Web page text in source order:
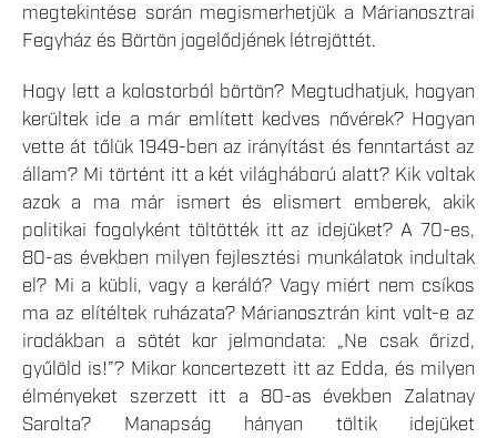
megtekintése során megismerhetjük a Márianosztrai
Fegyház és Börtön jogelődjének létrejöttét.
Hogy lett a kolostorból börtön? Megtudhatjuk, hogyan
kerültek ide a már említett kedves nővérek? Hogyan
vette át tőlük 1949-ben az irányítást és fenntartást az
állam? Mi történt itt a két világháború alatt? Kik voltak
azok a ma már ismert és elismert emberek, akik
politikai fogolyként töltötték itt az idejüket? A 70-es,
80-as években milyen fejlesztési munkálatok indultak
el? Mi a kübli, vagy a keráló? Vagy miért nem csíkos
ma az elítéltek ruházata? Márianosztrán kint volt-e az
irodákban a sötét kor jelmondata: „Ne csak őrizd,
gyűlöld is!”? Mikor koncertezett itt az Edda, és milyen
élményeket szerzett itt a 80-as években Zalatnay
Sarolta? Manapság hányan töltik idejüket